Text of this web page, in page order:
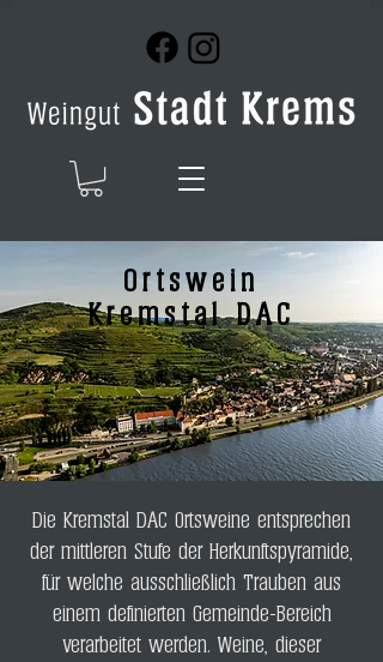
Ortswein
Kremstal DAC
Die Kremstal DAC Ortsweine entsprechen
der mittleren Stufe der Herkunftspyramide,
für welche ausschließlich Trauben aus
einem definierten Gemeinde-Bereich
verarbeitet werden. Weine, dieser